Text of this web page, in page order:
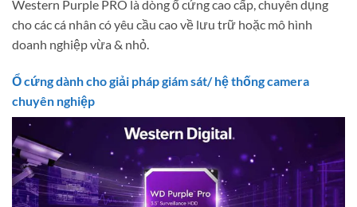
Western Purple PRO là dòng ổ cứng cao cấp, chuyên dụng
cho các cá nhân có yêu cầu cao về lưu trữ hoặc mô hình
doanh nghiệp vừa & nhỏ.
Ổ cứng dành cho giải pháp giám sát/ hệ thống camera
chuyên nghiệp